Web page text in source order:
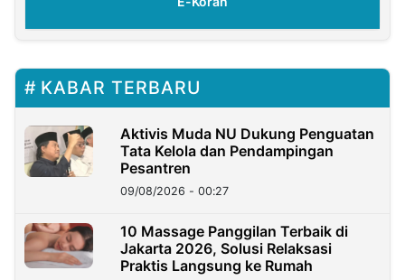
KABAR TERBARU
Aktivis Muda NU Dukung Penguatan
Tata Kelola dan Pendampingan
Pesantren
09/08/2026 - 00:27
10 Massage Panggilan Terbaik di
Jakarta 2026, Solusi Relaksasi
Praktis Langsung ke Rumah